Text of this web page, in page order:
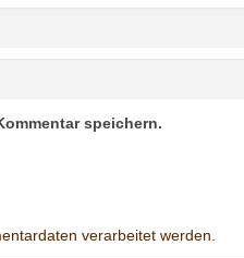
speichern.
verarbeitet werden.